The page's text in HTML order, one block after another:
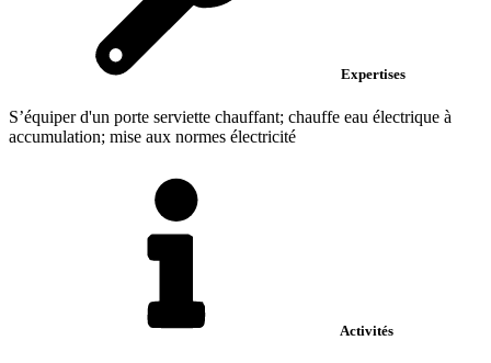
Expertises
S’équiper d'un porte serviette chauffant; chauffe eau électrique à
accumulation; mise aux normes électricité
Activités